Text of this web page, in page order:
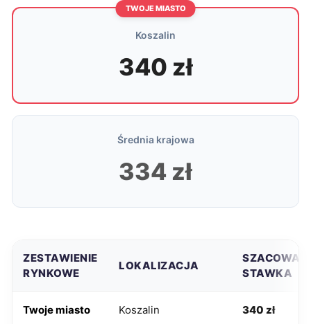
TWOJE MIASTO
Koszalin
340 zł
Średnia krajowa
334 zł
ZESTAWIENIE
RYNKOWE
LOKALIZACJA
STAWKA
Twoje miasto Koszalin 340 zł